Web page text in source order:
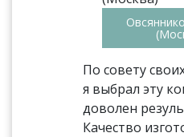
По совету
я выбрал эту
доволен
Качество